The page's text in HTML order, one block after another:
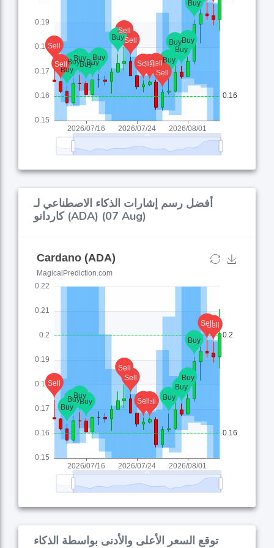
أفضل رسم إشارات الذكاء الاصطناعي لـ
كاردانو (ADA) (07 Aug)
توقع السعر الأعلى والأدنى بواسطة الذكاء